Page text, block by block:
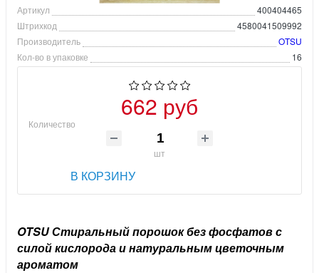
Артикул
400404465
Штрихкод
4580041509992
Производитель
OTSU
Кол-во в упаковке
16
662 руб
Количество
шт
В КОРЗИНУ
OTSU Стиральный порошок без фосфатов с
силой кислорода и натуральным цветочным
ароматом